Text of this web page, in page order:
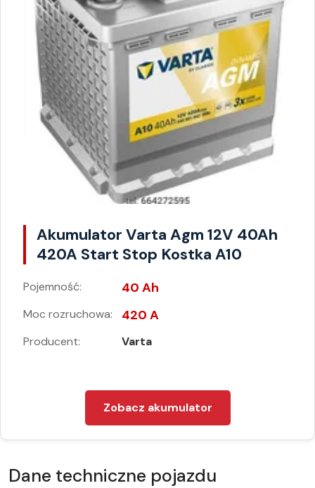
Akumulator Varta Agm 12V 40Ah
420A Start Stop Kostka A10
Pojemność: 40 Ah
Moc rozruchowa: 420 A
Producent: Varta
Zobacz akumulator
Dane techniczne pojazdu